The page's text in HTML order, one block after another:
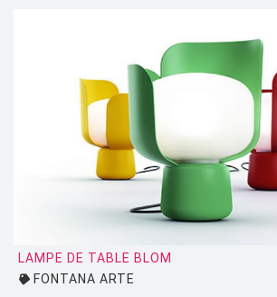
EGO PARIS
ESTABLISHED AND SONS
FERMOB
LAMPE DE TABLE BLOM
FONTANA ARTE